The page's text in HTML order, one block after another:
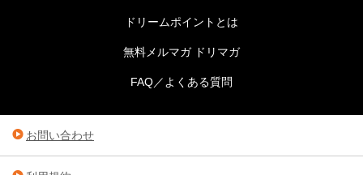
ドリームポイントとは
無料メルマガ ドリマガ
FAQ／よくある質問
お問い合わせ